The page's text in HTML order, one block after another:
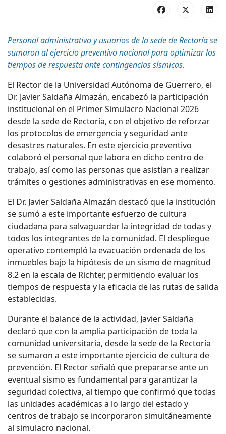
Personal administrativo y usuarios de la sede de Rectoría se
sumaron al ejercicio preventivo nacional para optimizar los
tiempos de respuesta ante contingencias sísmicas.
El Rector de la Universidad Autónoma de Guerrero, el
Dr. Javier Saldaña Almazán, encabezó la participación
institucional en el Primer Simulacro Nacional 2026
desde la sede de Rectoría, con el objetivo de reforzar
los protocolos de emergencia y seguridad ante
desastres naturales. En este ejercicio preventivo
colaboró el personal que labora en dicho centro de
trabajo, así como las personas que asistían a realizar
trámites o gestiones administrativas en ese momento.
El Dr. Javier Saldaña Almazán destacó que la institución
se sumó a este importante esfuerzo de cultura
ciudadana para salvaguardar la integridad de todas y
todos los integrantes de la comunidad. El despliegue
operativo contempló la evacuación ordenada de los
inmuebles bajo la hipótesis de un sismo de magnitud
8.2 en la escala de Richter, permitiendo evaluar los
tiempos de respuesta y la eficacia de las rutas de salida
establecidas.
Durante el balance de la actividad, Javier Saldaña
declaró que con la amplia participación de toda la
comunidad universitaria, desde la sede de la Rectoría
se sumaron a este importante ejercicio de cultura de
prevención. El Rector señaló que prepararse ante un
eventual sismo es fundamental para garantizar la
seguridad colectiva, al tiempo que confirmó que todas
las unidades académicas a lo largo del estado y
centros de trabajo se incorporaron simultáneamente
al simulacro nacional.